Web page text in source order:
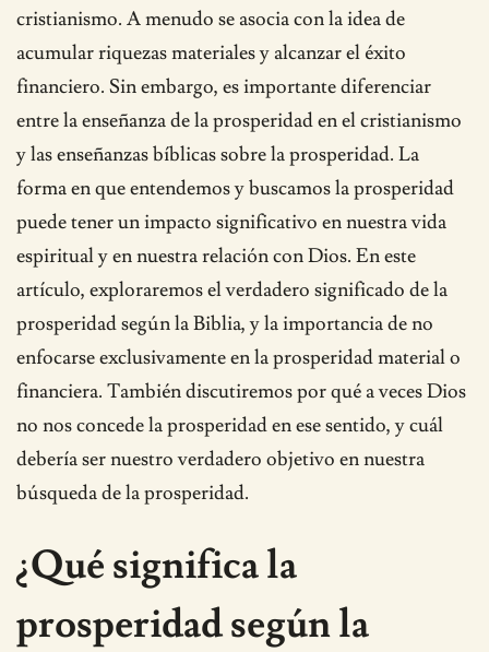
cristianismo. A menudo se asocia con la idea de
acumular riquezas materiales y alcanzar el éxito
financiero. Sin embargo, es importante diferenciar
entre la enseñanza de la prosperidad en el cristianismo
y las enseñanzas bíblicas sobre la prosperidad. La
forma en que entendemos y buscamos la prosperidad
puede tener un impacto significativo en nuestra vida
espiritual y en nuestra relación con Dios. En este
artículo, exploraremos el verdadero significado de la
prosperidad según la Biblia, y la importancia de no
enfocarse exclusivamente en la prosperidad material o
financiera. También discutiremos por qué a veces Dios
no nos concede la prosperidad en ese sentido, y cuál
debería ser nuestro verdadero objetivo en nuestra
búsqueda de la prosperidad.
¿Qué significa la
prosperidad según la